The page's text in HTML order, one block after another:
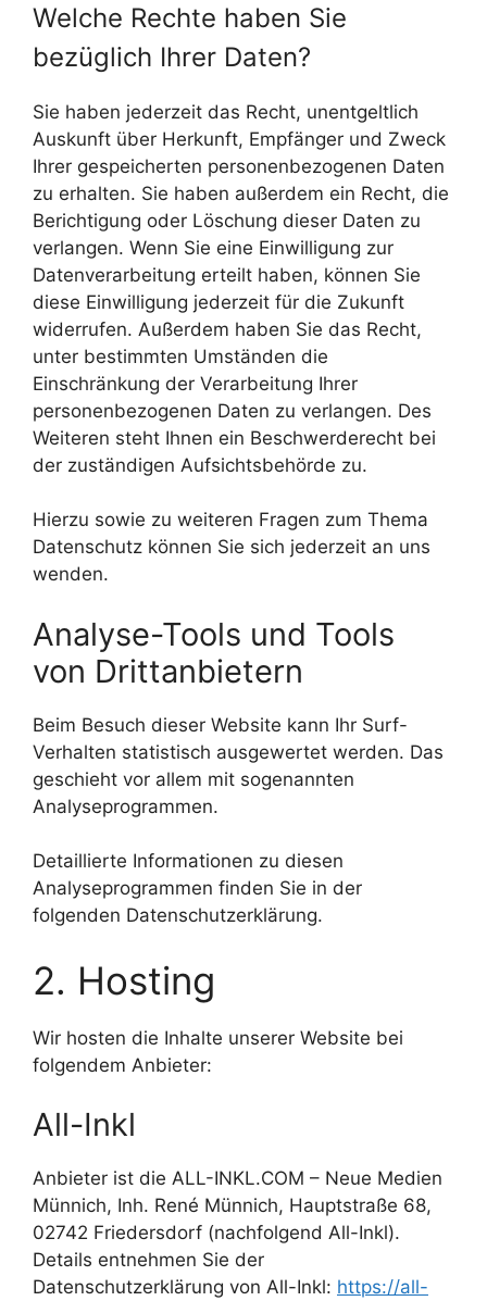
Welche Rechte haben Sie
bezüglich Ihrer Daten?
Sie haben jederzeit das Recht, unentgeltlich
Auskunft über Herkunft, Empfänger und Zweck
Ihrer gespeicherten personenbezogenen Daten
zu erhalten. Sie haben außerdem ein Recht, die
Berichtigung oder Löschung dieser Daten zu
verlangen. Wenn Sie eine Einwilligung zur
Datenverarbeitung erteilt haben, können Sie
diese Einwilligung jederzeit für die Zukunft
widerrufen. Außerdem haben Sie das Recht,
unter bestimmten Umständen die
Einschränkung der Verarbeitung Ihrer
personenbezogenen Daten zu verlangen. Des
Weiteren steht Ihnen ein Beschwerderecht bei
der zuständigen Aufsichtsbehörde zu.
Hierzu sowie zu weiteren Fragen zum Thema
Datenschutz können Sie sich jederzeit an uns
wenden.
Analyse-Tools und Tools
von Dritt­anbietern
Beim Besuch dieser Website kann Ihr Surf-
Verhalten statistisch ausgewertet werden. Das
geschieht vor allem mit sogenannten
Analyseprogrammen.
Detaillierte Informationen zu diesen
Analyseprogrammen finden Sie in der
folgenden Datenschutzerklärung.
2. Hosting
Wir hosten die Inhalte unserer Website bei
folgendem Anbieter:
All-Inkl
Anbieter ist die ALL-INKL.COM – Neue Medien
Münnich, Inh. René Münnich, Hauptstraße 68,
02742 Friedersdorf (nachfolgend All-Inkl).
Details entnehmen Sie der
Datenschutzerklärung von All-Inkl: https://all-